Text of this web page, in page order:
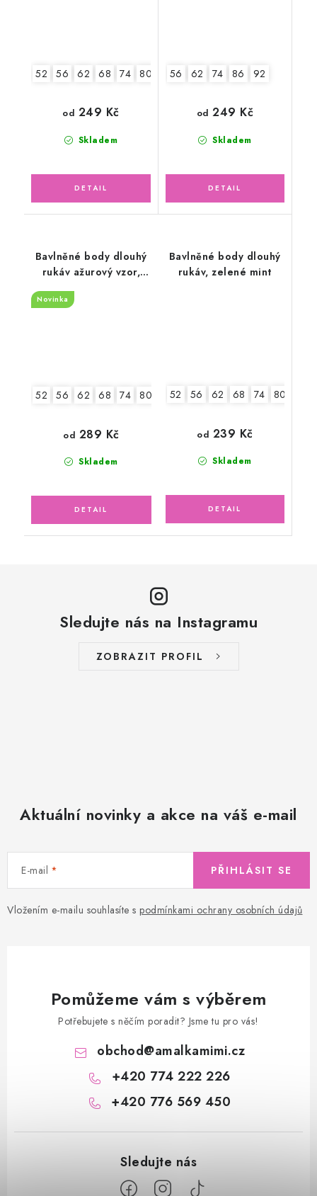
52 56 62 68 74 80 86 92
Skladem
od 249 Kč
56 62 74 86 92
Skladem
od 249 Kč
Bavlněné body dlouhý
rukáv ažurový vzor,
Novinka
52 56 62 68 74 80 86 92
Skladem
od 289 Kč
Bavlněné body dlouhý
rukáv, zelené mint
52 56 62 68 74 80
Skladem
od 239 Kč
Sledujte nás na Instagramu
ZOBRAZIT PROFIL
Aktuální novinky a akce na váš e-mail
E-mail
Vložením e-mailu souhlasíte s podmínkami ochrany osobních údajů
PŘIHLÁSIT SE
Pomůžeme vám s výběrem
Potřebujete s něčím poradit? Jsme tu pro vás!
obchod@amalkamimi.cz
+420 774 222 226
+420 776 569 450